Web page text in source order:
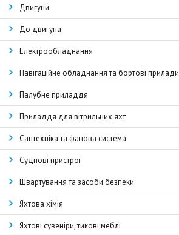
Двигуни
До двигуна
Електрообладнання
Навігаційне обладнання та бортові прилади
Палубне приладдя
Приладдя для вітрильних яхт
Сантехніка та фанова система
Суднові пристрої
Швартування та засоби безпеки
Яхтова хімія
Яхтові сувеніри, тикові меблі